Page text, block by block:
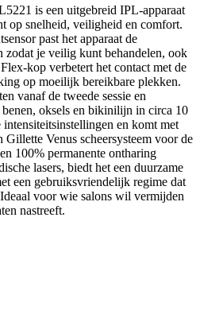
is een uitgebreid IPL-apparaat
op snelheid, veiligheid en comfort.
past het apparaat de
zodat je veilig kunt behandelen, ook
kop verbetert het contact met de
op moeilijk bereikbare plekken.
vanaf de tweede sessie en
oksels en bikinilijn in circa 10
en komt met
Gillette Venus scheersysteem voor de
100% permanente ontharing
lasers, biedt het een duurzame
een gebruiksvriendelijk regime dat
voor wie salons wil vermijden
nastreeft.